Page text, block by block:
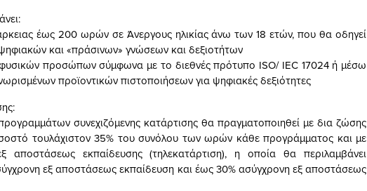
έως 200 ωρών σε Άνεργους ηλικίας άνω των 18 ετών, που θα οδηγεί
και «πράσινων» γνώσεων και δεξιοτήτων
προσώπων σύμφωνα με το διεθνές πρότυπο ISO/ IEC 17024 ή μέσω
προϊοντικών πιστοποιήσεων για ψηφιακές δεξιότητες
συνεχιζόμενης κατάρτισης θα πραγματοποιηθεί με δια ζώσης
τουλάχιστον 35% του συνόλου των ωρών κάθε προγράμματος και με
εκπαίδευσης (τηλεκατάρτιση), η οποία θα περιλαμβάνει
εξ αποστάσεως εκπαίδευση και έως 30% ασύγχρονη εξ αποστάσεως